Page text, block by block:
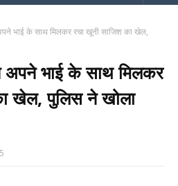
भाई के साथ मिलकर रचा खूनी साजिश का खेल,
अपने भाई के साथ मिलकर
खेल, पुलिस ने खोला